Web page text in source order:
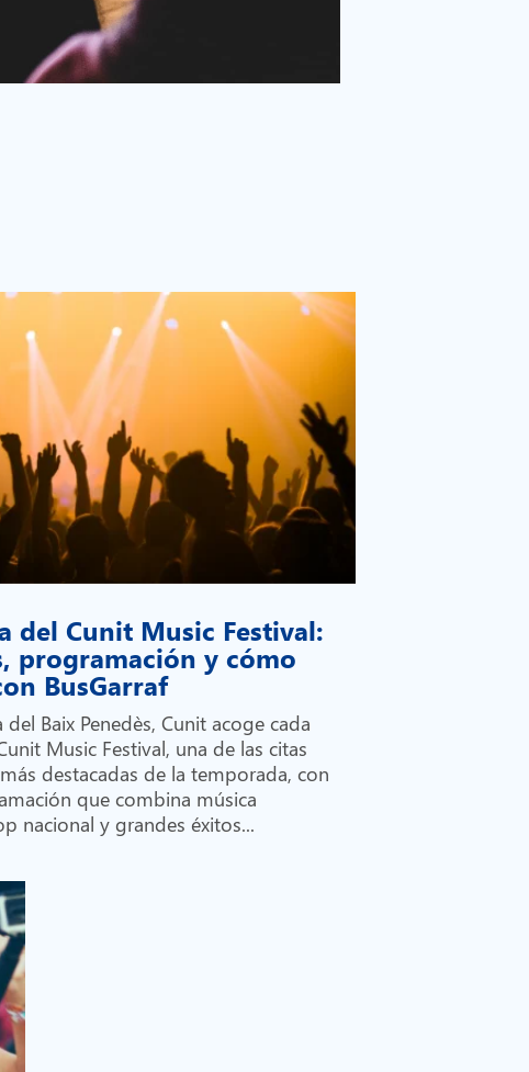
del Cunit Music Festival:
programación y cómo
BusGarraf
del Baix Penedès, Cunit acoge cada
Music Festival, una de las citas
destacadas de la temporada, con
que combina música
nacional y grandes éxitos...